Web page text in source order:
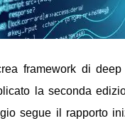
framework di
la seconda
segue il rapporto